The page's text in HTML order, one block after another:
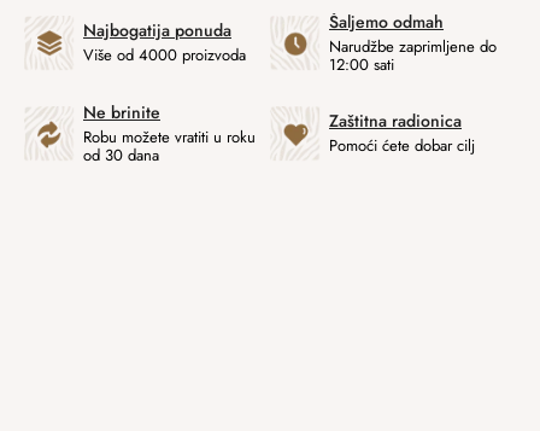
Najbogatija ponuda
Više od 4000 proizvoda
Šaljemo odmah
Narudžbe zaprimljene do
12:00 sati
Ne brinite
Robu možete vratiti u roku
od 30 dana
Zaštitna radionica
Pomoći ćete dobar cilj